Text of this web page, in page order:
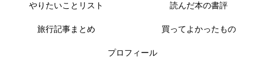
やりたいことリスト 読んだ本の書評
旅行記事まとめ 買ってよかったもの
プロフィール